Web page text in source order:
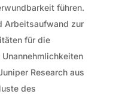
führen.
Arbeitsaufwand zur
für die
Research aus
des